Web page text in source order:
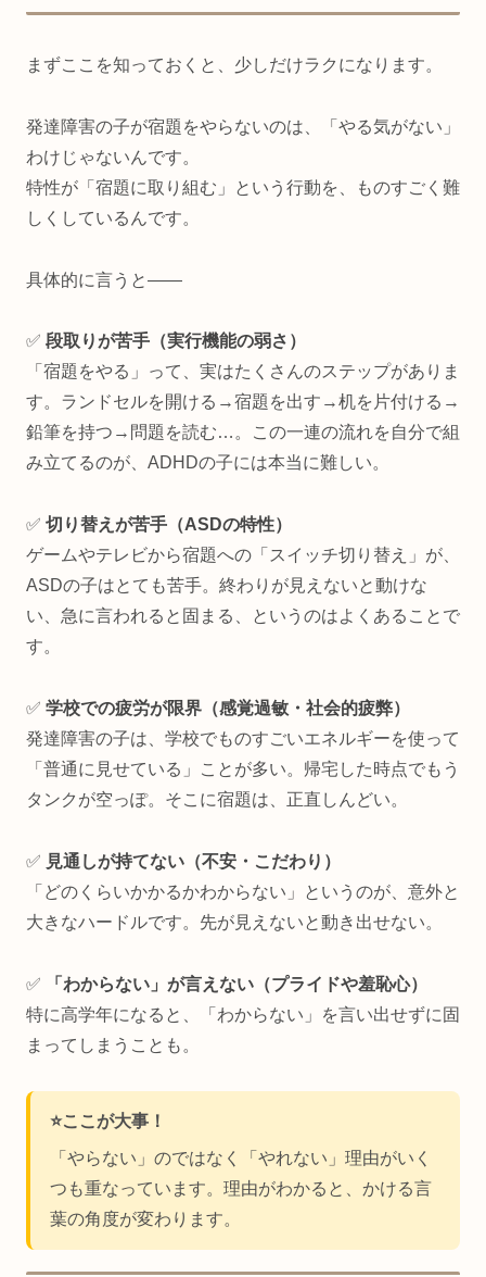
まずここを知っておくと、少しだけラクになります。
発達障害の子が宿題をやらないのは、「やる気がない」
わけじゃないんです。
特性が「宿題に取り組む」という行動を、ものすごく難
しくしているんです。
具体的に言うと——
✅ 段取りが苦手（実行機能の弱さ）
「宿題をやる」って、実はたくさんのステップがありま
す。ランドセルを開ける→宿題を出す→机を片付ける→
鉛筆を持つ→問題を読む…。この一連の流れを自分で組
み立てるのが、ADHDの子には本当に難しい。
✅ 切り替えが苦手（ASDの特性）
ゲームやテレビから宿題への「スイッチ切り替え」が、
ASDの子はとても苦手。終わりが見えないと動けな
い、急に言われると固まる、というのはよくあることで
す。
✅ 学校での疲労が限界（感覚過敏・社会的疲弊）
発達障害の子は、学校でものすごいエネルギーを使って
「普通に見せている」ことが多い。帰宅した時点でもう
タンクが空っぽ。そこに宿題は、正直しんどい。
✅ 見通しが持てない（不安・こだわり）
「どのくらいかかるかわからない」というのが、意外と
大きなハードルです。先が見えないと動き出せない。
✅
「わからない」が言えない（プライドや羞恥心）
特に高学年になると、「わからない」を言い出せずに固
まってしまうことも。
⭐️ここが大事！
「やらない」のではなく「やれない」理由がいく
つも重なっています。理由がわかると、かける言
葉の角度が変わります。